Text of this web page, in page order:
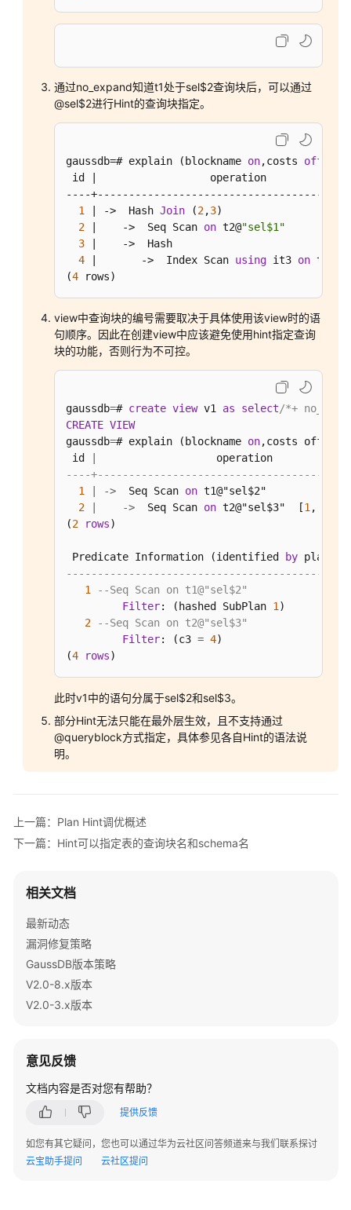
设
计
应
开
调
南
Query
流
程
SQL
介
程
更
统
计
审
和
表
义
审
视
计
变
景
型
SQL
通过no_expand知道t1处于sel$2查询块后，可以通过
@sel$2进行Hint的查询块指定。
gaussdb=# explain (blockname on,costs off
id |                  operation
----
1
| ->  Hash Join (2,3)
2 |    ->  Seq Scan on t2@"sel$1"
3 |    ->  Hash
4 |       ->  Index Scan using it3 on t1@
(4 rows)
view中查询块的编号需要取决于具体使用该view时的语
句顺序。因此在创建view中应该避免使用hint指定查询
块的功能，否则行为不可控。
gaussdb=# create view v1 as select/*+
CREATE VIEW
gaussdb=# explain (blockname on,costs off)
id
----
1
->
  Seq Scan
on
2
->
  Seq Scan
on t2@"sel$3"  [1 ,
(2 rows)
Predicate Information (identified
by
1
--Seq Scan on t1@"sel$2"
Filter: (hashed SubPlan 1 )
2
--Seq Scan on t2@"sel$3"
Filter: (c3 = 4)
(4 rows)
此时v1中的语句分属于sel$2和sel$3。
部分Hint无法只能在最外层生效，且不支持通过
@queryblock方式指定，具体参见各自Hint的语法说
明。
上一篇：Plan Hint调优概述
下一篇：Hint可以指定表的查询块名和schema名
相关文档
最新动态
漏洞修复策略
GaussDB版本策略
V2.0-8.x版本
V2.0-3.x版本
意见反馈
文档内容是否对您有帮助？
提供反馈
如您有其它疑问，您也可以通过华为云社区问答频道来与我们联系探讨
云宝助手提问
云社区提问